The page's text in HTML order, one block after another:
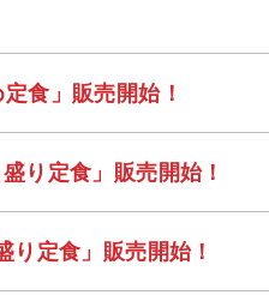
食」販売開始！
り定食」販売開始！
定食」販売開始！